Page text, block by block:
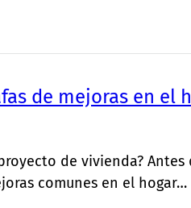
de mejoras en el
de vivienda?
comunes en el hogar…